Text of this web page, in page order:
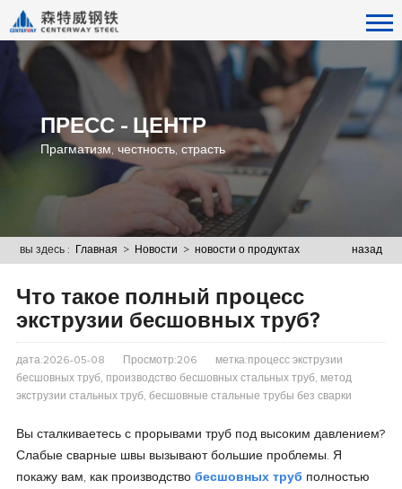
ПРЕСС - ЦЕНТР
Прагматизм, честность, страсть
назад
вы здесь : Главная > Новости > новости о продуктах
Что такое полный процесс
экструзии бесшовных труб?
дата:2026-05-08 Просмотр:206
метка:процесс экструзии
бесшовных труб, производство бесшовных стальных труб, метод
экструзии стальных труб, бесшовные стальные трубы без сварки
Вы сталкиваетесь с прорывами труб под высоким давлением?
Слабые сварные швы вызывают большие проблемы. Я
покажу вам, как производство бесшовных труб полностью